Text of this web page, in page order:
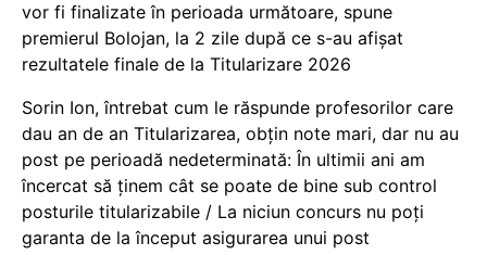
vor fi finalizate în perioada următoare, spune
premierul Bolojan, la 2 zile după ce s-au afișat
rezultatele finale de la Titularizare 2026
Sorin Ion, întrebat cum le răspunde profesorilor care
dau an de an Titularizarea, obțin note mari, dar nu au
post pe perioadă nedeterminată: În ultimii ani am
încercat să ținem cât se poate de bine sub control
posturile titularizabile / La niciun concurs nu poți
garanta de la început asigurarea unui post